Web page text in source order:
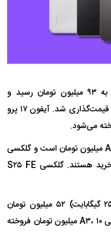
قیمت آیفون ۱۳ (۱۲۸ گیگابایت) به ۹۳ میلیون تومان رسید و
آیفون ۱۶ با ویژگی مشابه ۱۳۱.۵ میلیون تومان قیمت‌گذاری شد. آیفون ۱۷ پرو
ارزان‌ترین گوشی سامسونگ، گلکسی A۰۶، ۱۰.۵ میلیون تومان است و گلکسی
A۱۶ و A۱۷ با بودجه ۱۷ میلیون تومان قابل خرید هستند. گلکسی S۲۵ FE
ردمی نوت ۱۴ پرو پلاس و پوکو F۶ پرو (۲۵۶ گیگابایت) ۵۲ میلیون تومان
قیمت دارند و ارزان‌ترین گوشی شیائومی، ردمی A۳، ۱۰ میلیون تومان فروخته